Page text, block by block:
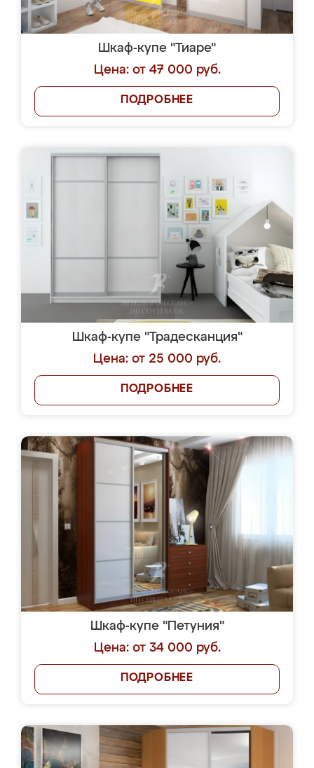
Шкаф-купе "Тиаре"
Цена: от 47 000 руб.
ПОДРОБНЕЕ
Шкаф-купе "Традесканция"
Цена: от 25 000 руб.
ПОДРОБНЕЕ
Шкаф-купе "Петуния"
Цена: от 34 000 руб.
ПОДРОБНЕЕ